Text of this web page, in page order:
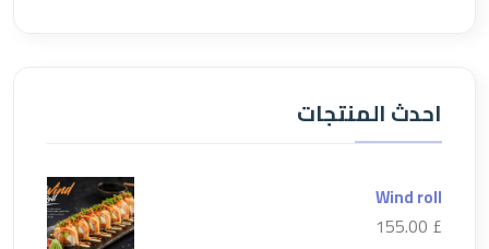
احدث المنتجات
Wind roll
£ 155.00